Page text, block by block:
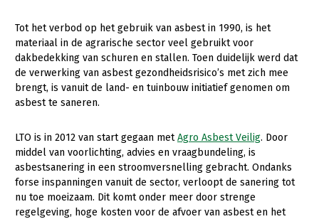
Thema’s
Gezonde planten
Gezonde dieren
Bodem en water
Platteland en omgeving
Mens, ondernemerschap en onderwijs
Tot het verbod op het gebruik van asbest in 1990, is het
materiaal in de agrarische sector veel gebruikt voor
dakbedekking van schuren en stallen. Toen duidelijk werd dat
de verwerking van asbest gezondheidsrisico’s met zich mee
brengt, is vanuit de land- en tuinbouw initiatief genomen om
asbest te saneren.
LTO is in 2012 van start gegaan metAgro Asbest Veilig. Door
middel van voorlichting, advies en vraagbundeling, is
asbestsanering in een stroomversnelling gebracht. Ondanks
forse inspanningen vanuit de sector, verloopt de sanering tot
nu toe moeizaam. Dit komt onder meer door strenge
regelgeving, hoge kosten voor de afvoer van asbest en het